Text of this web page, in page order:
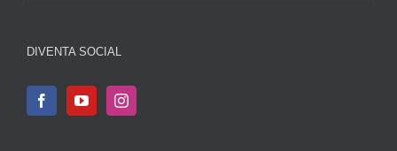
DIVENTA SOCIAL